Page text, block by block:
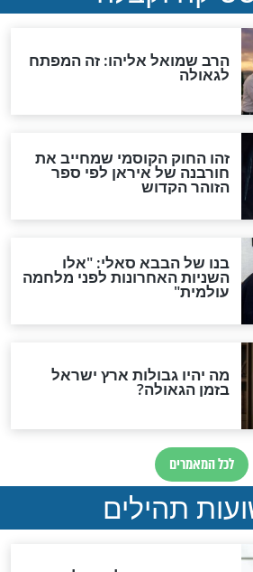
הגאולה תהיה אפיקורסות
גדולה מאוד של
לאחר בוא המשיח יהיה
לחזור בתשובה?
וביטול